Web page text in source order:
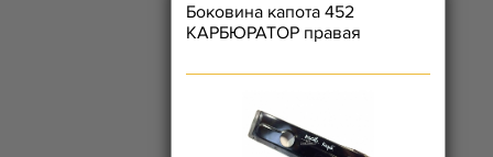
Боковина капота 452
КАРБЮРАТОР правая